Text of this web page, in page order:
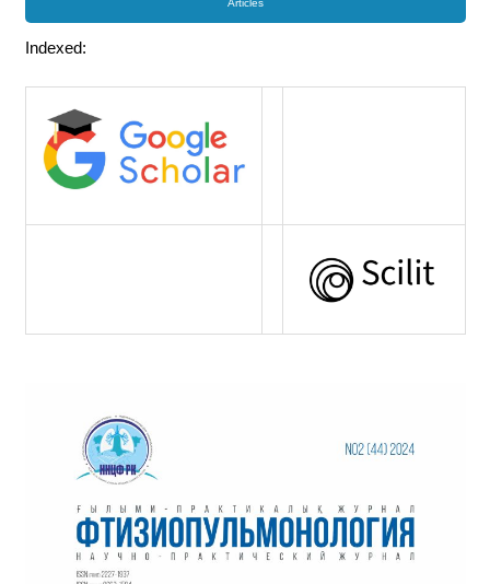
Articles
Indexed: